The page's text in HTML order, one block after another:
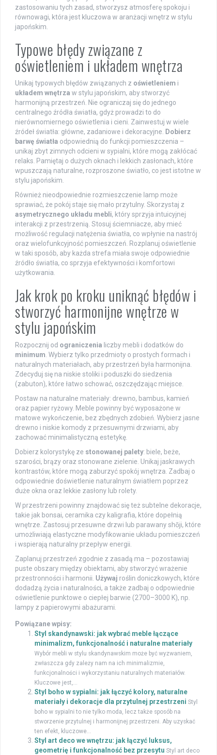
zastosowaniu tych zasad, stworzysz atmosferę spokoju i
równowagi, która jest kluczowa w aranżacji wnętrz w stylu
japońskim.
Typowe błędy związane z
oświetleniem i układem wnętrza
Unikaj typowych błędów związanych z oświetleniem i
układem wnętrza w stylu japońskim, aby stworzyć
harmonijną przestrzeń. Nie ograniczaj się do jednego
centralnego źródła światła, gdyż prowadzi to do
nierównomiernego oświetlenia i cieni. Zainwestuj w wiele
źródeł światła: główne, zadaniowe i dekoracyjne. Dobierz
barwę światła odpowiednią do funkcji pomieszczenia –
unikaj zbyt zimnych odcieni w sypialni, które mogą zakłócać
relaks. Pamiętaj o dużych oknach i lekkich zasłonach, które
wpuszczają naturalne, rozproszone światło, co jest istotne w
stylu japońskim.
Również nieodpowiednie rozmieszczenie lamp może
sprawiać, że pokój staje się mało przytulny. Skorzystaj z
asymetrycznego układu mebli, który sprzyja intuicyjnej
interakcji z przestrzenią. Stosuj ściemniacze, aby mieć
możliwość regulacji natężenia światła, co wpłynie na nastrój
oraz wielofunkcyjność pomieszczeń. Rozplanuj oświetlenie
w taki sposób, aby każda strefa miała swoje odpowiednie
źródło światła, co sprzyja efektywności i komfortowi
użytkowania.
Jak krok po kroku uniknąć błędów i
stworzyć harmonijne wnętrze w
stylu japońskim
Rozpocznij od ograniczenia liczby mebli i dodatków do
minimum. Wybierz tylko przedmioty o prostych formach i
naturalnych materiałach, aby przestrzeń była harmonijna.
Zdecyduj się na niskie stoliki i poduszki do siedzenia
(zabuton), które łatwo schować, oszczędzając miejsce.
Postaw na naturalne materiały: drewno, bambus, kamień
oraz papier ryżowy. Meble powinny być wyposażone w
matowe wykończenie, bez zbędnych zdobień. Wybierz jasne
drewno i niskie komody z przesuwnymi drzwiami, aby
zachować minimalistyczną estetykę.
Dobierz kolorystykę ze stonowanej palety: biele, beże,
szarości, brązy oraz stonowane zielenie. Unikaj jaskrawych
kontrastów, które mogą zaburzyć spokój wnętrza. Zadbaj o
odpowiednie doświetlenie naturalnym światłem poprzez
duże okna oraz lekkie zasłony lub rolety.
W przestrzeni powinny znajdować się też subtelne dekoracje,
takie jak bonsai, ceramika czy kaligrafia, które dopełnią
wnętrze. Zastosuj przesuwne drzwi lub parawany shōji, które
umożliwiają elastyczne modyfikowanie układu pomieszczeń
i wspierają naturalny przepływ energii.
Zaplanuj przestrzeń zgodnie z zasadą ma – pozostawiaj
puste obszary między obiektami, aby stworzyć wrażenie
przestronności i harmonii. Używaj roślin doniczkowych, które
dodadzą życia i naturalności, a także zadbaj o odpowiednie
oświetlenie punktowe o ciepłej barwie (2700–3000 K), np.
lampy z papierowymi abażurami.
Powiązane wpisy:
Styl skandynawski: jak wybrać meble łączące
minimalizm, funkcjonalność i naturalne materiały
Wybór mebli w stylu skandynawskim może być wyzwaniem,
zwłaszcza gdy zależy nam na ich minimalizmie,
funkcjonalności i wykorzystaniu naturalnych materiałów.
Kluczowe jest,...
Styl boho w sypialni: jak łączyć kolory, naturalne
materiały i dekoracje dla przytulnej przestrzeni Styl
boho w sypialni to nie tylko moda, lecz także sposób na
stworzenie przytulnej i harmonijnej przestrzeni. Aby uzyskać
ten efekt, kluczowe...
Styl art deco we wnętrzu: jak łączyć luksus,
geometrię i funkcjonalność bez przesytu Styl art deco